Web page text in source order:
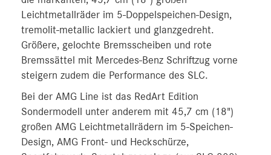
Leichtmetallräder im 5‑Doppelspeichen-Design,
tremolit-metallic lackiert und glanzgedreht.
Größere, gelochte Bremsscheiben und rote
Bremssättel mit Mercedes-Benz Schriftzug vorne
steigern zudem die Performance des SLC.
Bei der AMG Line ist das RedArt Edition
Sondermodell unter anderem mit 45,7 cm (18")
großen AMG Leichtmetallrädern im 5‑Speichen-
Design, AMG Front- und Heckschürze,